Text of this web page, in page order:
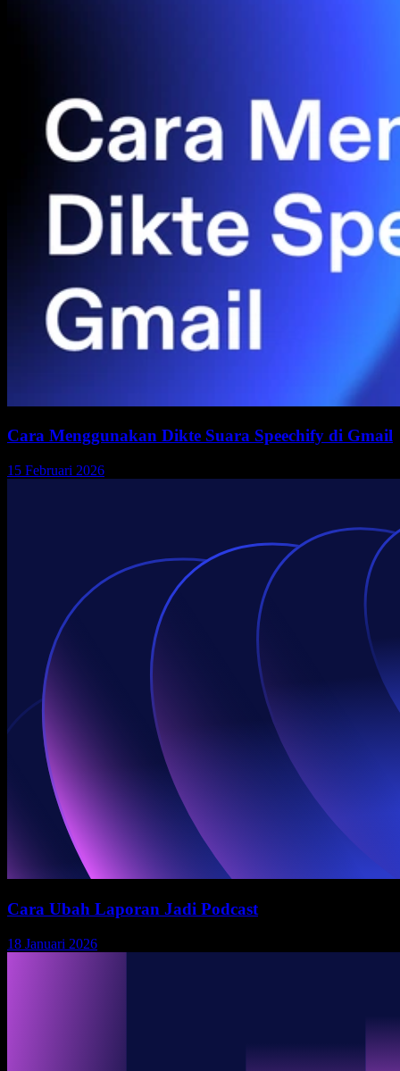
Cara Menggunakan Dikte Suara Speechify di Gmail
15 Februari 2026
Cara Ubah Laporan Jadi Podcast
18 Januari 2026